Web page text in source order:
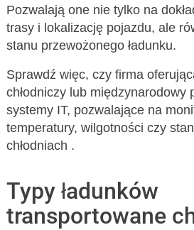
Pozwalają one nie tylko na
trasy i lokalizację pojazdu, ale
stanu przewożonego ładunku.
Sprawdź więc, czy firma
chłodniczy lub międzynarodowy
systemy IT, pozwalające na
temperatury, wilgotności czy
chłodniach .
Typy ładunków
transportowane